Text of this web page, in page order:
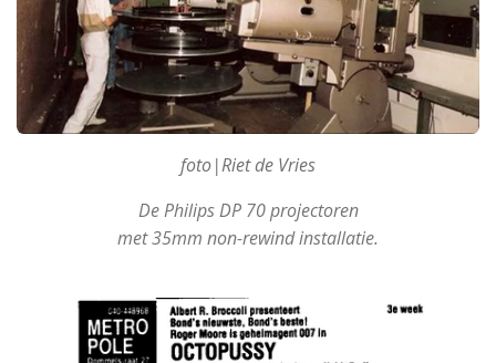
foto|Riet de Vries
De Philips DP 70 projectoren
met 35mm non-rewind installatie.